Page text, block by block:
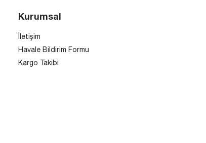
Kurumsal
İletişim
Havale Bildirim Formu
Kargo Takibi